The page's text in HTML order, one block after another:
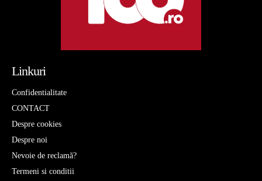
Linkuri
Confidentialitate
CONTACT
Despre cookies
Despre noi
Nevoie de reclamă?
Termeni si conditii